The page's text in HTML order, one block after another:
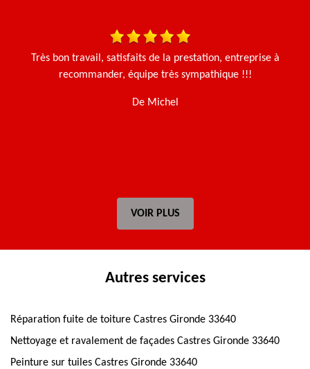
Très bon travail, satisfaits de la prestation, entreprise à
recommander, équipe très sympathique !!!
De Michel
VOIR PLUS
Autres services
Réparation fuite de toiture Castres Gironde 33640
Nettoyage et ravalement de façades Castres Gironde 33640
Peinture sur tuiles Castres Gironde 33640